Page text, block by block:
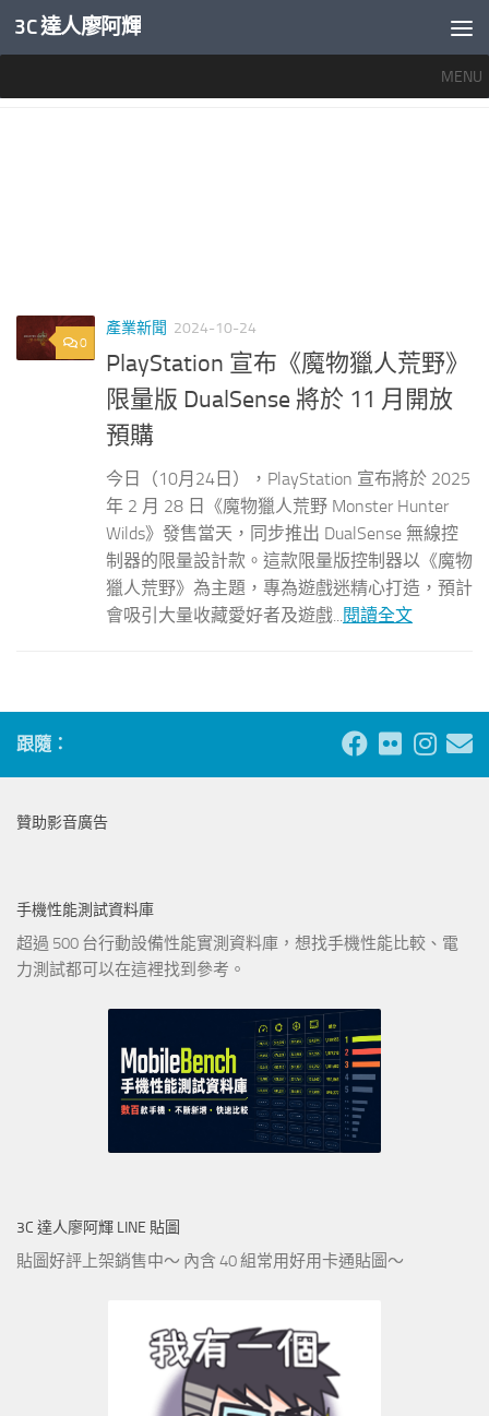
內文下方
3C 達人廖阿輝
MENU
0
產業新聞 2024-10-24
PlayStation 宣布《魔物獵人荒野》
限量版 DualSense 將於 11 月開放
預購
今日（10月24日），PlayStation 宣布將於 2025
年 2 月 28 日《魔物獵人荒野 Monster Hunter
Wilds》發售當天，同步推出 DualSense 無線控
制器的限量設計款。這款限量版控制器以《魔物
獵人荒野》為主題，專為遊戲迷精心打造，預計
會吸引大量收藏愛好者及遊戲...閱讀全文
跟隨：
贊助影音廣告
手機性能測試資料庫
超過 500 台行動設備性能實測資料庫，想找手機性能比較、電
力測試都可以在這裡找到參考。
3C 達人廖阿輝 LINE 貼圖
貼圖好評上架銷售中～ 內含 40 組常用好用卡通貼圖～